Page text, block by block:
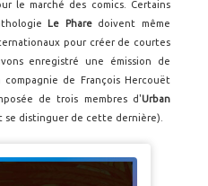
le marché des comics. Certains
Le Pharedoivent même
pour créer de courtes
enregistré une émission de
de François Hercouët
de trois membres d'Urban
se distinguer de cette dernière).